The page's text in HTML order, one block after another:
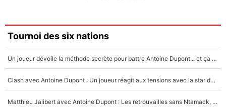
Faris Moumbagna
4%
Un autre joueur
5%
Tournoi des six nations
Un joueur dévoile la méthode secrète pour battre Antoine Dupont... et ça marche !
Clash avec Antoine Dupont : Un joueur réagit aux tensions avec la star du XV de France !
Matthieu Jalibert avec Antoine Dupont : Les retrouvailles sans Ntamack, «il y a eu des discussions»